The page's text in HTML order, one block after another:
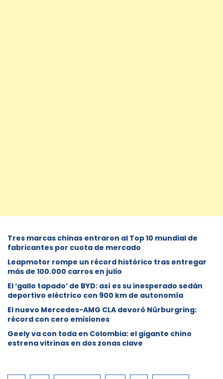
Tres marcas chinas entraron al Top 10 mundial de
fabricantes por cuota de mercado
Leapmotor rompe un récord histórico tras entregar
más de 100.000 carros en julio
El ‘gallo tapado’ de BYD: así es su inesperado sedán
deportivo eléctrico con 900 km de autonomía
El nuevo Mercedes-AMG CLA devoró Nürburgring:
récord con cero emisiones
Geely va con toda en Colombia: el gigante chino
estrena vitrinas en dos zonas clave